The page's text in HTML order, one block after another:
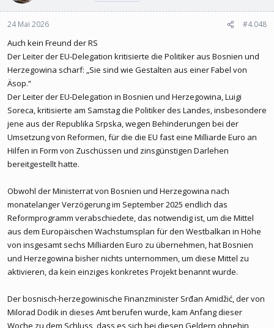
Du laberst du ein dünschiss, vor 1 Jahr hast du behauptet das
Dodik für immer rasiert ist, wir wissen doch alles , du und ich, das
Dodik zwar kein Präsi mehr ist , er jedoch nur sein Mann als Ersatz
aufstellte, dieser klar die Wahlen gewonnen hat und Dodik halt
über den neuen RS Präsident weiter kommandiert als ob er
Präsident ist. Weiter ist Dodik in allen Medien vertreten, tätigt die
seiner Partei, zu welcher eben auch Karan gehört.
und wie gesagt, es tut nichts zur sache ob ich ihn mag oder nicht,
ich rede nur real und was tatsachen ist, und das werden die RS
Parlamentswahlen bestätigen, das das RS Volk gerade aus trotz
durch das politische Urteil gegen Dodik seine Partei noch mehr
antritt.
Wenn du dir hasszerfressene kroatische Nationalisten wie Ivo
anhörst , oder unseren muslimisch-bosniakischen Freund Ludjak,
die ständig einseitigen bullshit verzapfen, dann wundert es mich
nicht das manche von uns Serben und den Leadern schlecht
Dodik kannste in etwas mit Kurti vergleichen, wobei ich Kurti eine
Stufe nationalistische einstufe.
24 Mai 2026 #4.048
Auch kein Freund der RS
Der Leiter der EU-Delegation kritisierte die Politiker aus Bosnien und
Herzegowina scharf: „Sie sind wie Gestalten aus einer Fabel von
Äsop.“
Der Leiter der EU-Delegation in Bosnien und Herzegowina, Luigi
Soreca, kritisierte am Samstag die Politiker des Landes, insbesondere
jene aus der Republika Srpska, wegen Behinderungen bei der
Umsetzung von Reformen, für die die EU fast eine Milliarde Euro an
Hilfen in Form von Zuschüssen und zinsgünstigen Darlehen
bereitgestellt hatte.
Obwohl der Ministerrat von Bosnien und Herzegowina nach
monatelanger Verzögerung im September 2025 endlich das
Reformprogramm verabschiedete, das notwendig ist, um die Mittel
aus dem Europäischen Wachstumsplan für den Westbalkan in Höhe
von insgesamt sechs Milliarden Euro zu übernehmen, hat Bosnien
und Herzegowina bisher nichts unternommen, um diese Mittel zu
aktivieren, da kein einziges konkretes Projekt benannt wurde.
Der bosnisch-herzegowinische Finanzminister Srđan Amidžić, der von
Milorad Dodik in dieses Amt berufen wurde, kam Anfang dieser
Woche zu dem Schluss, dass es sich bei diesen Geldern ohnehin